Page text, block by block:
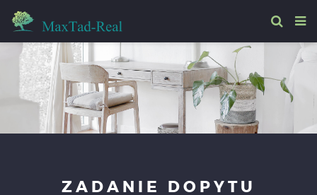
ZADANIE DOPYTU